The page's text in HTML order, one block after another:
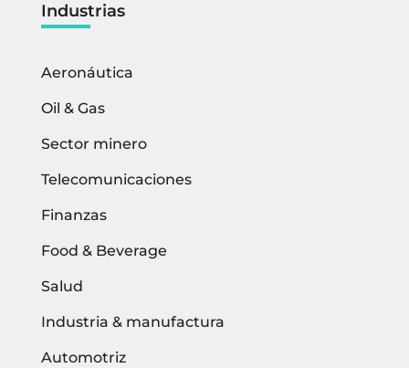
Industrias
Aeronáutica
Oil & Gas
Sector minero
Telecomunicaciones
Finanzas
Food & Beverage
Salud
Industria & manufactura
Automotriz